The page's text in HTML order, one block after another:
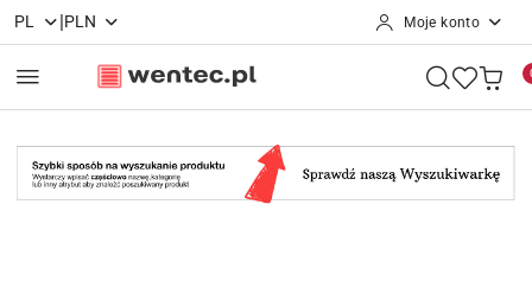
Przejdź do treści głównej
Przejdź do wyszukiwarki
Przejdź do moje konto
Przejdź do menu głównego
Przejdź do opisu produktu
Przejdź do stopki
PL |PLN Moje konto